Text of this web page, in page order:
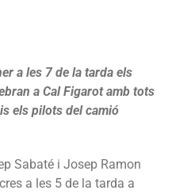
a les 7 de la tarda els
a Cal Figarot amb tots
els pilots del camió
Sabaté i Josep Ramon
a les 5 de la tarda a